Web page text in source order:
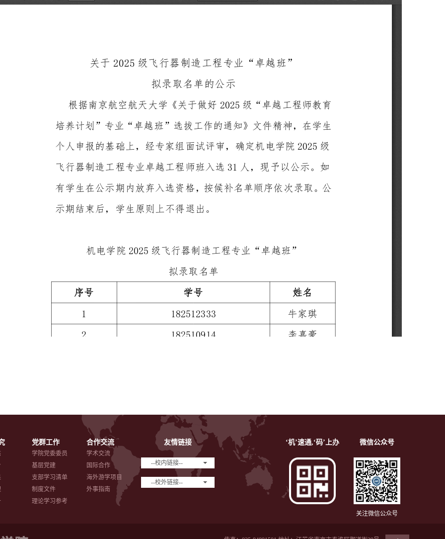
党群工作
学院党委委员
基层党建
支部学习清单
制度文件
理论学习参考
合作交流
学术交流
国际合作
海外游学项目
外事指南
友情链接
--校内链接--
--校外链接--
微信公众号
关注微信公众号
‘机’速通,‘码’上办